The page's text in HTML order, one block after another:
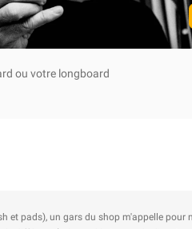
ou votre longboard
des airfresher pour ma voiture, envoi